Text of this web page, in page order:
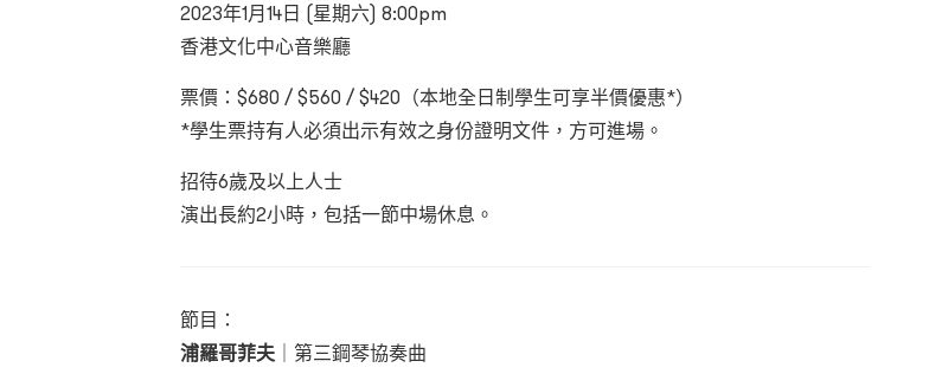
2023年1月14日 (星期六) 8:00pm
香港文化中心音樂廳
票價：$680 / $560 / $420（本地全日制學生可享半價優惠*）
*學生票持有人必須出示有效之身份證明文件，方可進場。
招待6歲及以上人士
演出長約2小時，包括一節中場休息。
節目：
浦羅哥菲夫 ｜第三鋼琴協奏曲